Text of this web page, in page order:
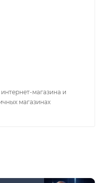
магазина и
магазинах